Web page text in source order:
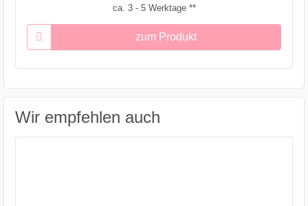
ca. 3 - 5 Werktage **
zum Produkt
Wir empfehlen auch